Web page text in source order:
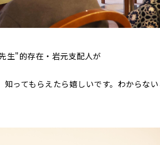
生"的存在・岩元支配人が
ってもらえたら嬉しいです。わからな